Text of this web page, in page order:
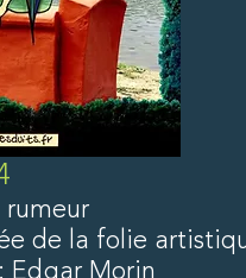
rumeur
de la folie
Edgar Morin